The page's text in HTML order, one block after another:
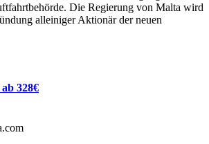
Die Regierung von Malta wird
alleiniger Aktionär der neuen
328€